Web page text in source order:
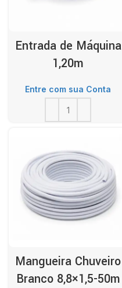
Entrada de Máquina
1,20m
Entre com sua Conta
Mangueira Chuveiro
Branco 8,8×1,5-50m